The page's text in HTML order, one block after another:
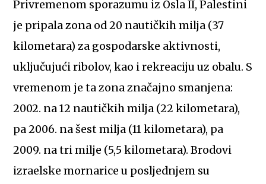
Privremenom sporazumu iz Osla II, Palestini
je pripala zona od 20 nautičkih milja (37
kilometara) za gospodarske aktivnosti,
uključujući ribolov, kao i rekreaciju uz obalu. S
vremenom je ta zona značajno smanjena:
2002. na 12 nautičkih milja (22 kilometara),
pa 2006. na šest milja (11 kilometara), pa
2009. na tri milje (5,5 kilometara). Brodovi
izraelske mornarice u posljednjem su